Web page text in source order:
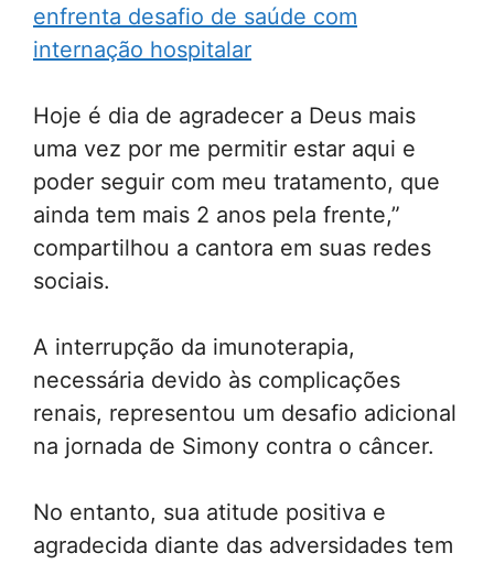
enfrenta desafio de saúde com
internação hospitalar
Hoje é dia de agradecer a Deus mais
uma vez por me permitir estar aqui e
poder seguir com meu tratamento, que
ainda tem mais 2 anos pela frente,”
compartilhou a cantora em suas redes
sociais.
A interrupção da imunoterapia,
necessária devido às complicações
renais, representou um desafio adicional
na jornada de Simony contra o câncer.
No entanto, sua atitude positiva e
agradecida diante das adversidades tem